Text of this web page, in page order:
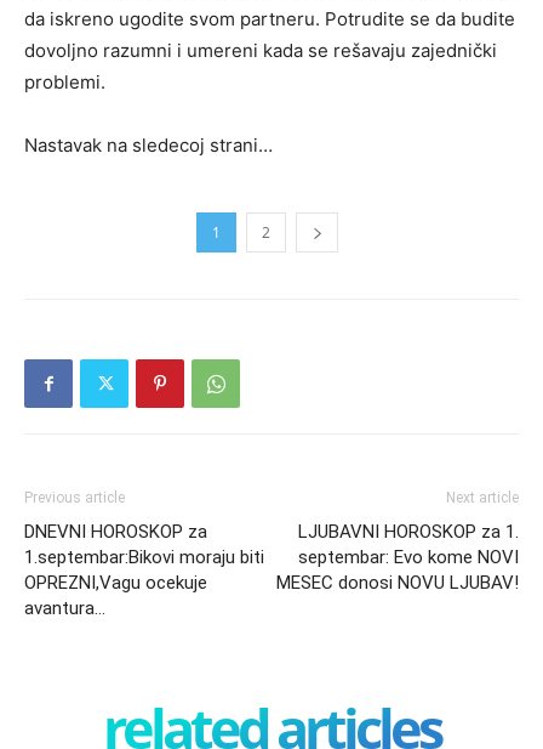
da iskreno ugodite svom partneru. Potrudite se da budite
dovoljno razumni i umereni kada se rešavaju zajednički
problemi.
Nastavak na sledecoj strani…
1 2
Previous article
DNEVNI HOROSKOP za
1.septembar:Bikovi moraju biti
OPREZNI,Vagu ocekuje
avantura…
Next article
LJUBAVNI HOROSKOP za 1.
septembar: Evo kome NOVI
MESEC donosi NOVU LJUBAV!
related articles